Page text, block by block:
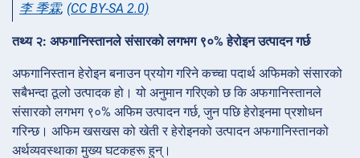
李 季霖, (CC BY-SA 2.0)
तथ्य २: अफगानिस्तानले संसारको लगभग ९०% हेरोइन उत्पादन गर्छ
अफगानिस्तान हेरोइन बनाउन प्रयोग गरिने कच्चा पदार्थ अफिमको संसारको
सबैभन्दा ठूलो उत्पादक हो। यो अनुमान गरिएको छ कि अफगानिस्तानले
संसारको लगभग ९०% अफिम उत्पादन गर्छ, जुन पछि हेरोइनमा प्रशोधन
गरिन्छ। अफिम खसखस को खेती र हेरोइनको उत्पादन अफगानिस्तानको
अर्थव्यवस्थाका मुख्य घटकहरू हुन्।